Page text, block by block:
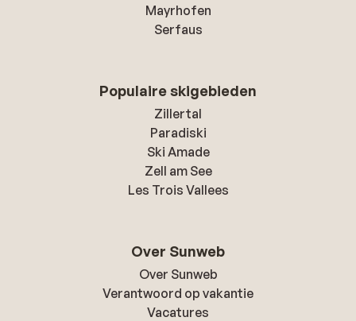
Mayrhofen
Serfaus
Populaire skigebieden
Zillertal
Paradiski
Ski Amade
Zell am See
Les Trois Vallees
Over Sunweb
Over Sunweb
Verantwoord op vakantie
Vacatures